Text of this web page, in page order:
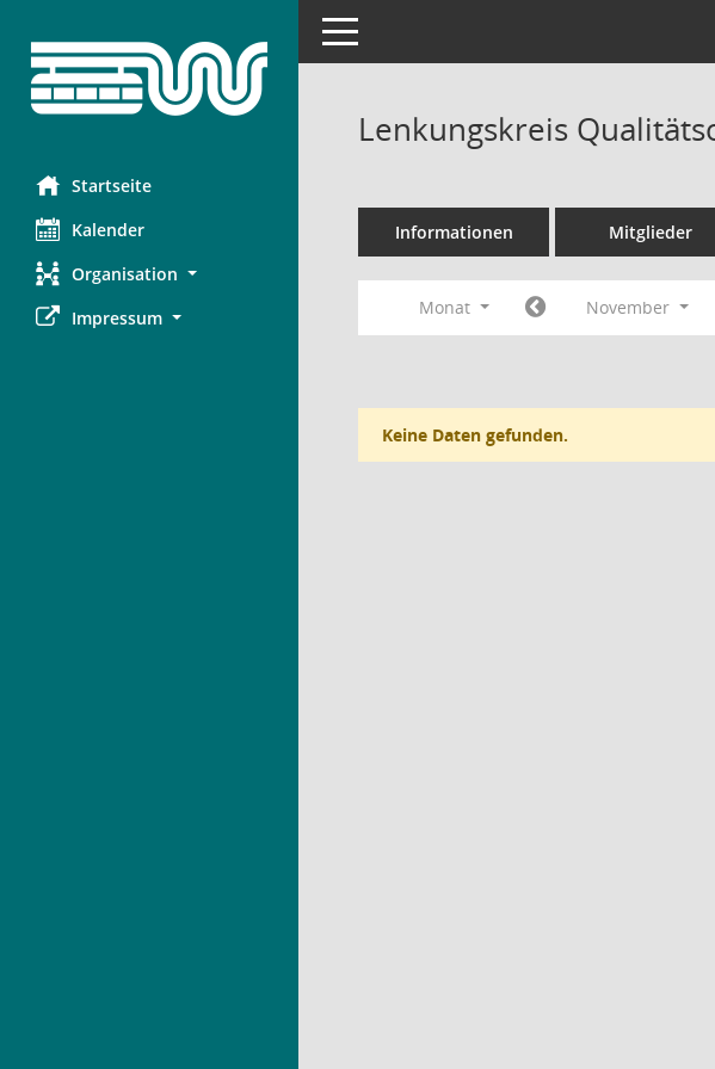
Startseite
Kalender
Organisation
Impressum
Toggle navigation
Lenkungskreis
Informationen Mitglieder
Monat November
Keine Daten gefunden.